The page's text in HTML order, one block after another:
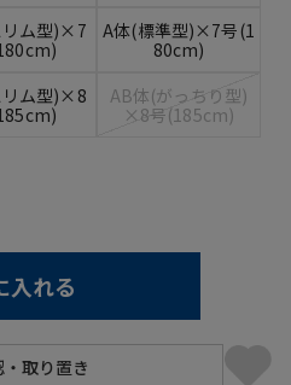
リム型)×7
A体(標準型)×7号(1
80cm)
リム型)×8
AB体(がっちり型)
×8号(185cm)
入れる